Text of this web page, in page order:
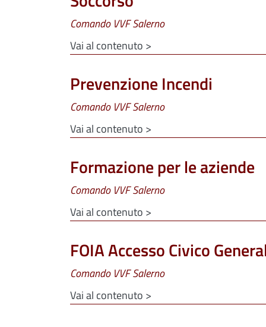
Comando VVF Salerno
Vai al contenuto >
Prevenzione Incendi
Comando VVF Salerno
Vai al contenuto >
Formazione per le aziende
Comando VVF Salerno
Vai al contenuto >
FOIA Accesso Civico
Comando VVF Salerno
Vai al contenuto >